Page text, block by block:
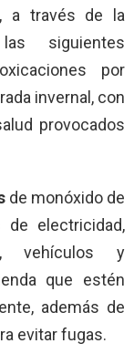
a través de la
siguientes
por
invernal, con
provocados
de monóxido de
de electricidad,
vehículos y
que estén
además de
evitar fugas.